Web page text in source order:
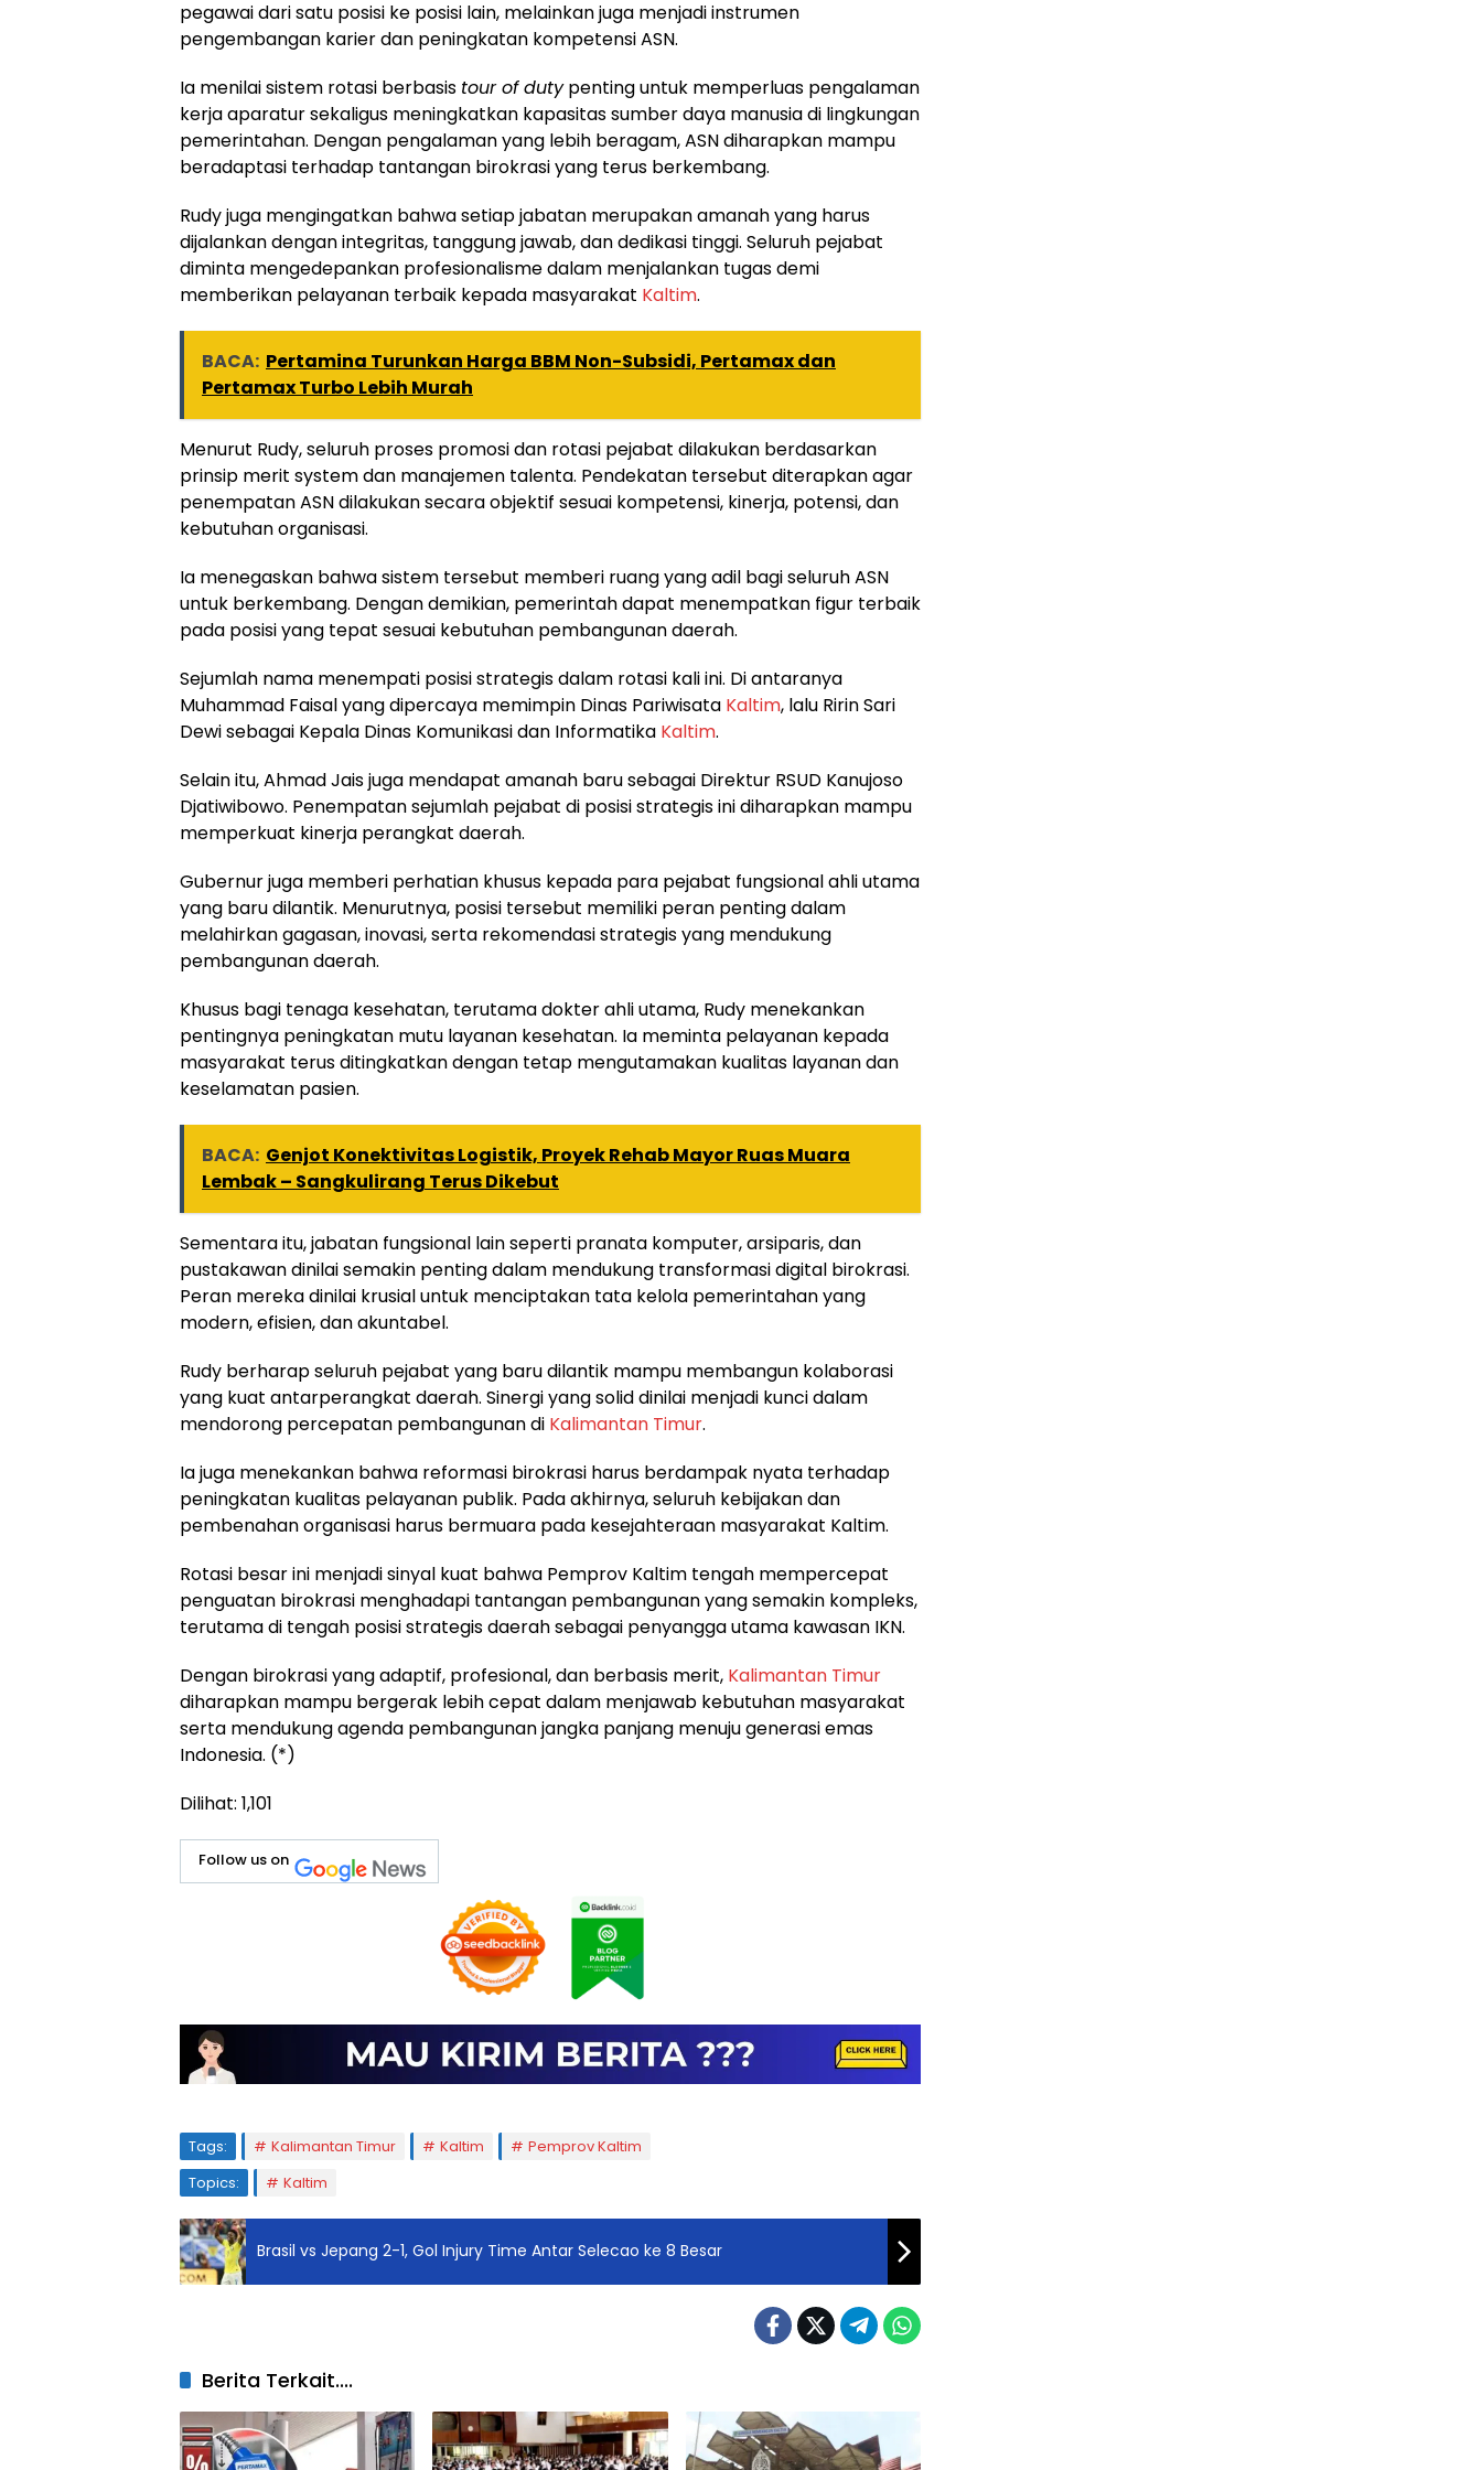
pegawai dari satu posisi ke posisi lain, melainkan juga menjadi instrumen
pengembangan karier dan peningkatan kompetensi ASN.
Ia menilai sistem rotasi berbasis tour of dutypenting untuk memperluas pengalaman
kerja aparatur sekaligus meningkatkan kapasitas sumber daya manusia di lingkungan
pemerintahan. Dengan pengalaman yang lebih beragam, ASN diharapkan mampu
beradaptasi terhadap tantangan birokrasi yang terus berkembang.
Rudy juga mengingatkan bahwa setiap jabatan merupakan amanah yang harus
dijalankan dengan integritas, tanggung jawab, dan dedikasi tinggi. Seluruh pejabat
diminta mengedepankan profesionalisme dalam menjalankan tugas demi
memberikan pelayanan terbaik kepada masyarakat Kaltim.
BACA: Pertamina Turunkan Harga BBM Non-Subsidi, Pertamax dan
Pertamax Turbo Lebih Murah
Menurut Rudy, seluruh proses promosi dan rotasi pejabat dilakukan berdasarkan
prinsip merit system dan manajemen talenta. Pendekatan tersebut diterapkan agar
penempatan ASN dilakukan secara objektif sesuai kompetensi, kinerja, potensi, dan
kebutuhan organisasi.
Ia menegaskan bahwa sistem tersebut memberi ruang yang adil bagi seluruh ASN
untuk berkembang. Dengan demikian, pemerintah dapat menempatkan figur terbaik
pada posisi yang tepat sesuai kebutuhan pembangunan daerah.
Sejumlah nama menempati posisi strategis dalam rotasi kali ini. Di antaranya
Muhammad Faisal yang dipercaya memimpin Dinas Pariwisata Kaltim, lalu Ririn Sari
Dewi sebagai Kepala Dinas Komunikasi dan Informatika Kaltim.
Selain itu, Ahmad Jais juga mendapat amanah baru sebagai Direktur RSUD Kanujoso
Djatiwibowo. Penempatan sejumlah pejabat di posisi strategis ini diharapkan mampu
memperkuat kinerja perangkat daerah.
Gubernur juga memberi perhatian khusus kepada para pejabat fungsional ahli utama
yang baru dilantik. Menurutnya, posisi tersebut memiliki peran penting dalam
melahirkan gagasan, inovasi, serta rekomendasi strategis yang mendukung
pembangunan daerah.
Khusus bagi tenaga kesehatan, terutama dokter ahli utama, Rudy menekankan
pentingnya peningkatan mutu layanan kesehatan. Ia meminta pelayanan kepada
masyarakat terus ditingkatkan dengan tetap mengutamakan kualitas layanan dan
keselamatan pasien.
BACA: Genjot Konektivitas Logistik, Proyek Rehab Mayor Ruas Muara
Lembak – Sangkulirang Terus Dikebut
Sementara itu, jabatan fungsional lain seperti pranata komputer, arsiparis, dan
pustakawan dinilai semakin penting dalam mendukung transformasi digital birokrasi.
Peran mereka dinilai krusial untuk menciptakan tata kelola pemerintahan yang
modern, efisien, dan akuntabel.
Rudy berharap seluruh pejabat yang baru dilantik mampu membangun kolaborasi
yang kuat antarperangkat daerah. Sinergi yang solid dinilai menjadi kunci dalam
mendorong percepatan pembangunan di Kalimantan Timur.
Ia juga menekankan bahwa reformasi birokrasi harus berdampak nyata terhadap
peningkatan kualitas pelayanan publik. Pada akhirnya, seluruh kebijakan dan
pembenahan organisasi harus bermuara pada kesejahteraan masyarakat Kaltim.
Rotasi besar ini menjadi sinyal kuat bahwa Pemprov Kaltim tengah mempercepat
penguatan birokrasi menghadapi tantangan pembangunan yang semakin kompleks,
terutama di tengah posisi strategis daerah sebagai penyangga utama kawasan IKN.
Dengan birokrasi yang adaptif, profesional, dan berbasis merit, Kalimantan Timur
diharapkan mampu bergerak lebih cepat dalam menjawab kebutuhan masyarakat
serta mendukung agenda pembangunan jangka panjang menuju generasi emas
Indonesia. (*)
Dilihat: 1,101
Follow us on
Tags: Kalimantan Timur Kaltim
Pemprov Kaltim
Topics:
Kaltim
Brasil vs Jepang 2-1, Gol Injury Time Antar Selecao ke 8 Besar
Berita Terkait....